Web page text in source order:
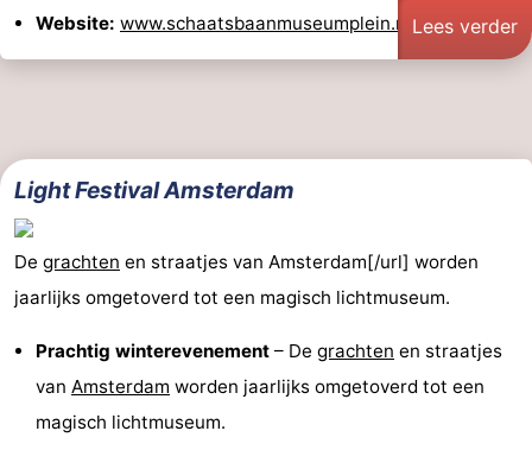
Website: www.schaatsbaanmuseumplein.nl Lees verder
Light Festival Amsterdam
De grachten en straatjes van Amsterdam[/url] worden
jaarlijks omgetoverd tot een magisch lichtmuseum.
Prachtig winterevenement – De grachten en straatjes
van Amsterdam worden jaarlijks omgetoverd tot een
magisch lichtmuseum.